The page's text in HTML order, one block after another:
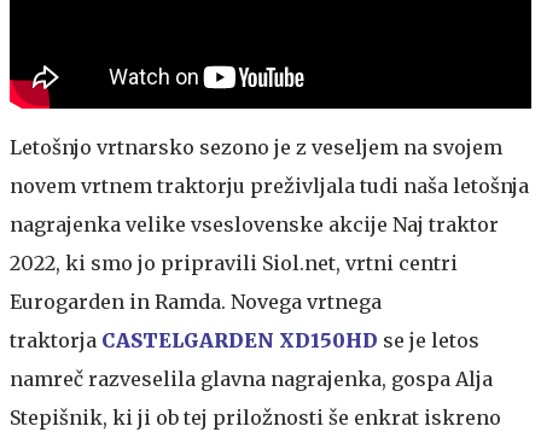
Letošnjo vrtnarsko sezono je z veseljem na svojem
novem vrtnem traktorju preživljala tudi naša letošnja
nagrajenka velike vseslovenske akcije Naj traktor
2022, ki smo jo pripravili Siol.net, vrtni centri
Eurogarden in Ramda. Novega vrtnega
traktorja CASTELGARDEN XD150HD se je letos
namreč razveselila glavna nagrajenka, gospa Alja
Stepišnik, ki ji ob tej priložnosti še enkrat iskreno